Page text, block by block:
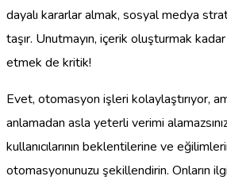
dayalı kararlar almak, sosyal medya
taşır. Unutmayın, içerik oluşturmak
etmek de kritik!
Evet, otomasyon işleri kolaylaştırıyor,
anlamadan asla yeterli verimi
kullanıcılarının beklentilerine ve
otomasyonunuzu şekillendirin. Onların